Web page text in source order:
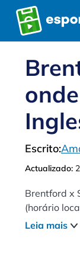
Pular
para
o
Escrito:
Actualizado:
Brentford x
(horário
Leia mais